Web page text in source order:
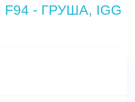
- ГРУША, IGG